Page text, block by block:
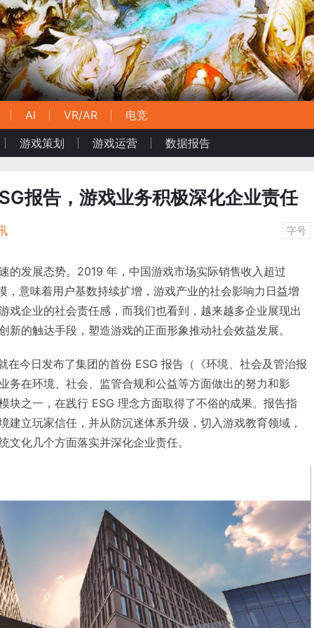
AI VR/AR
电竞
游戏策划
游戏运营 数据报告
报告，游戏业务积极深化企业责任
字号
的发展态势。2019 年，中国游戏市场实际销售收入超过
意味着用户基数持续扩增，游戏产业的社会影响力日益增
戏企业的社会责任感，而我们也看到，越来越多企业展现出
新的触达手段，塑造游戏的正面形象推动社会效益发展。
在今日发布了集团的首份 ESG 报告（《环境、社会及管治报
务在环境、社会、监管合规和公益等方面做出的努力和影
块之一，在践行 ESG 理念方面取得了不俗的成果。报告指
建立玩家信任，并从防沉迷体系升级，切入游戏教育领域，
文化几个方面落实并深化企业责任。